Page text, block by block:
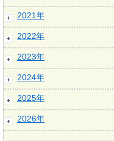
2021年
2022年
2023年
2024年
2025年
2026年